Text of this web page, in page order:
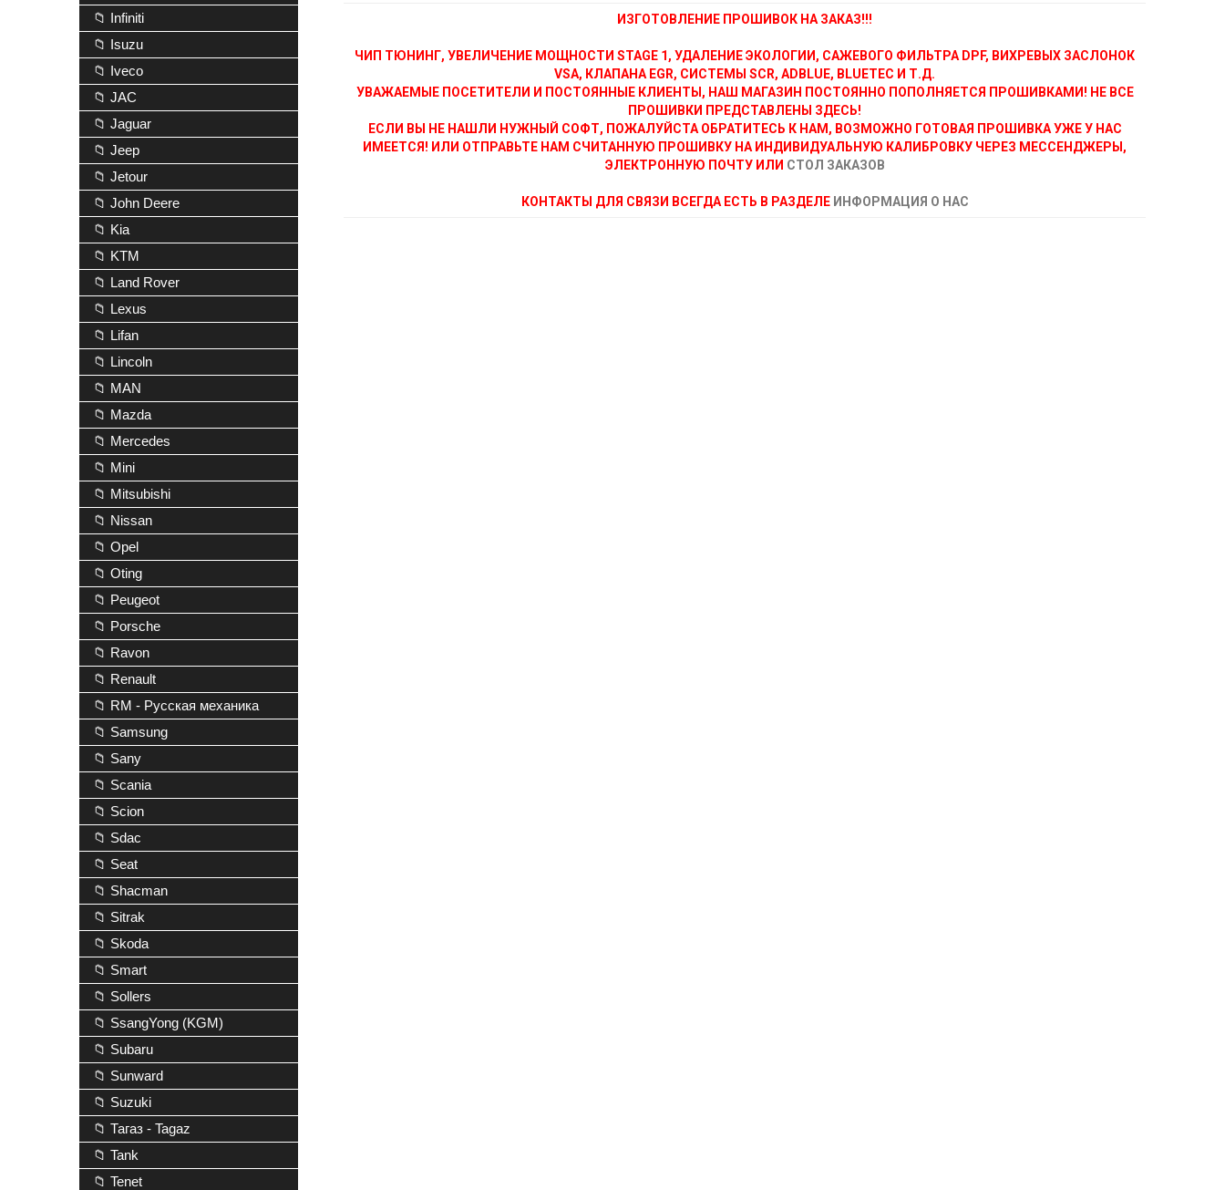
ИЗГОТОВЛЕНИЕ ПРОШИВОК НА ЗАКАЗ!!!
ЧИП ТЮНИНГ, УВЕЛИЧЕНИЕ МОЩНОСТИ STAGE 1, УДАЛЕНИЕ ЭКОЛОГИИ, САЖЕВОГО ФИЛЬТРА DPF, ВИХРЕВЫХ ЗАСЛОНОК
VSA, КЛАПАНА EGR, СИСТЕМЫ SCR, ADBLUE, BLUETEC И Т.Д.
УВАЖАЕМЫЕ ПОСЕТИТЕЛИ И ПОСТОЯННЫЕ КЛИЕНТЫ, НАШ МАГАЗИН ПОСТОЯННО ПОПОЛНЯЕТСЯ ПРОШИВКАМИ! НЕ ВСЕ
ПРОШИВКИ ПРЕДСТАВЛЕНЫ ЗДЕСЬ!
ЕСЛИ ВЫ НЕ НАШЛИ НУЖНЫЙ СОФТ, ПОЖАЛУЙСТА ОБРАТИТЕСЬ К НАМ, ВОЗМОЖНО ГОТОВАЯ ПРОШИВКА УЖЕ У НАС
ИМЕЕТСЯ! ИЛИ ОТПРАВЬТЕ НАМ СЧИТАННУЮ ПРОШИВКУ НА ИНДИВИДУАЛЬНУЮ КАЛИБРОВКУ ЧЕРЕЗ МЕССЕНДЖЕРЫ,
ЭЛЕКТРОННУЮ ПОЧТУ ИЛИ СТОЛ ЗАКАЗОВ
КОНТАКТЫ ДЛЯ СВЯЗИ ВСЕГДА ЕСТЬ В РАЗДЕЛЕ ИНФОРМАЦИЯ О НАС
📁 Infiniti
📁 Isuzu
📁 Iveco
📁 JAC
📁 Jaguar
📁 Jeep
📁 Jetour
📁 John Deere
📁 Kia
📁 KTM
📁 Land Rover
📁 Lexus
📁 Lifan
📁 Lincoln
📁 MAN
📁 Mazda
📁 Mercedes
📁 Mini
📁 Mitsubishi
📁 Nissan
📁 Opel
📁 Oting
📁 Peugeot
📁 Porsche
📁 Ravon
📁 Renault
📁 RM - Русская механика
📁 Samsung
📁 Sany
📁 Scania
📁 Scion
📁 Sdac
📁 Seat
📁 Shacman
📁 Sitrak
📁 Skoda
📁 Smart
📁 Sollers
📁 SsangYong (KGM)
📁 Subaru
📁 Sunward
📁 Suzuki
📁 Тагаз - Tagaz
📁 Tank
📁 Tenet